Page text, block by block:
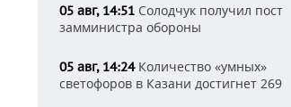
05 авг, 14:51 Солодчук получил пост
замминистра обороны
05 авг, 14:24Количество «умных»
светофоров в Казани достигнет 269